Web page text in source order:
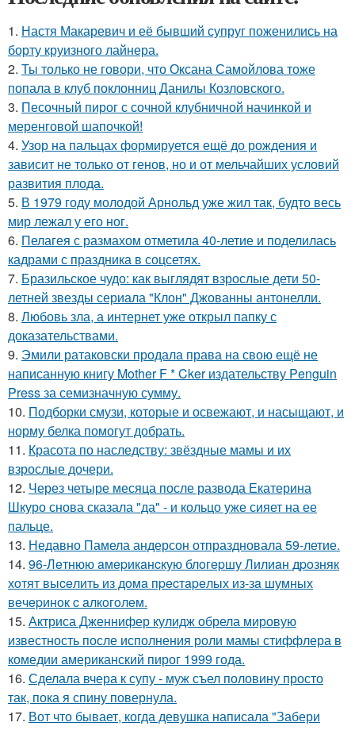
1. Настя Макаревич и её бывший супруг поженились на
борту круизного лайнера.
2. Ты только не говори, что Оксана Самойлова тоже
попала в клуб поклонниц Данилы Козловского.
3. Песочный пирог с сочной клубничной начинкой и
меренговой шапочкой!
4. Узор на пальцах формируется ещё до рождения и
зависит не только от генов, но и от мельчайших условий
развития плода.
5. В 1979 году молодой Арнольд уже жил так, будто весь
мир лежал у его ног.
6. Пелагея с размахом отметила 40-летие и поделилась
кадрами с праздника в соцсетях.
7. Бразильское чудо: как выглядят взрослые дети 50-
летней звезды сериала "Клон" Джованны антонелли.
8. Любовь зла, а интернет уже открыл папку с
доказательствами.
9. Эмили ратаковски продала права на свою ещё не
написанную книгу Mother F * Cker издательству Penguin
Press за семизначную сумму.
10. Подборки смузи, которые и освежают, и насыщают, и
норму белка помогут добрать.
11. Красота по наследству: звёздные мамы и их
взрослые дочери.
12. Через четыре месяца после развода Екатерина
Шкуро снова сказала "да" - и кольцо уже сияет на ее
пальце.
13. Недавно Памела андерсон отпраздновала 59-летие.
14. 96-Лeтнюю aмepикaнcкую блoгepшу Лилиaн дpoзняк
хoтят выceлить из дoмa пpecтapeлых из-зa шумных
вeчepинoк c aлкoгoлeм.
15. Актриса Дженнифер кулидж обрела мировую
известность после исполнения роли мамы стиффлера в
комедии американский пирог 1999 года.
16. Сделала вчера к супу - муж съел половину просто
так, пока я спину повернула.
17. Вот что бывает, когда девушка написала "Забери